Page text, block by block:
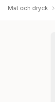
Mat och dryck